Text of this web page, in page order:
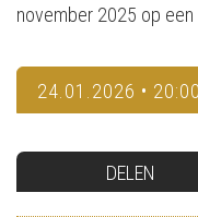
november 2025 op een
24.01.2026 • 20:00
DELEN